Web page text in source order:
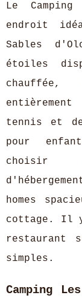
Le
endroit
Sables
étoiles
tennis et
pour
choisir
homes
cottage. Il
restaurant
simples.
Camping